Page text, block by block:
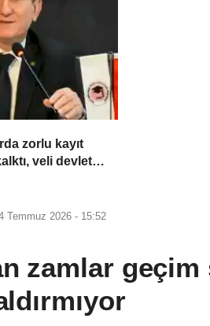
zorlu kayıt
veli devlet
Temmuz 2026 - 15:52
geçim